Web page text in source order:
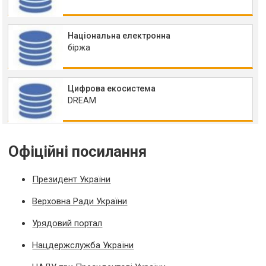
Національна електронна
біржа
Цифрова екосистема
DREAM
Офіційні посилання
Президент України
Верховна Ради України
Урядовий портал
Нацдержслужба України